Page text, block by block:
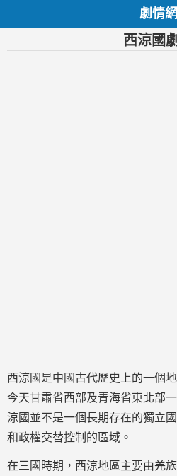
劇情網
西涼國
西涼國是中國古代歷史上的一個
今天甘肅省西部及青海省東北部
涼國並不是一個長期存在的獨立
和政權交替控制的區域。
在三國時期，西涼地區主要由羌